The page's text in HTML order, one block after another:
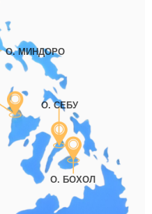
О. МИНДОРО
О. СЕБУ
О. БОХОЛ